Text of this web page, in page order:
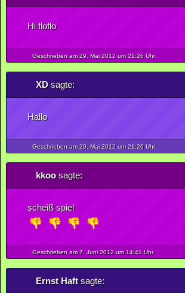
Hi floflo
Geschrieben am 29. Mai2012um 21:26 Uhr
XDsagte:
Hallo
Geschrieben am 29. Mai2012um 21:26 Uhr
kkoosagte:
scheiß spiel
Geschrieben am 7. Juni2012um 14:41 Uhr
Ernst Haftsagte: